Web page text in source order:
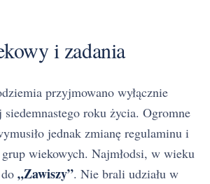
i zadania
przyjmowano wyłącznie
siedemnastego roku życia. Ogromne
jednak zmianę regulaminu i
wiekowych. Najmłodsi, w wieku
„Zawiszy”. Nie brali udziału w